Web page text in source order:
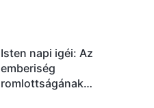
Isten napi igéi: Az
emberiség
romlottságának